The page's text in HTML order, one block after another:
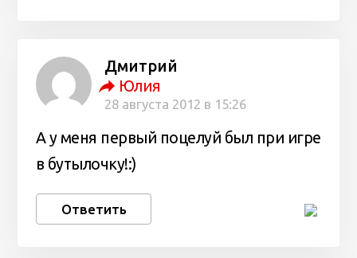
Дмитрий
Юлия
28 августа 2012 в 15:26
А у меня первый поцелуй был при игре
в бутылочку!:)
Ответить